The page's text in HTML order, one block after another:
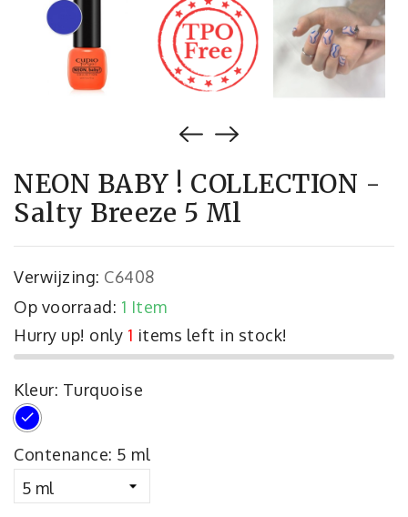
NEON BABY ! COLLECTION -
Salty Breeze 5 Ml
Verwijzing: C6408
Op voorraad: 1 Item
Hurry up! only 1 items left in stock!
Kleur: Turquoise
Turquoise
Contenance: 5 ml